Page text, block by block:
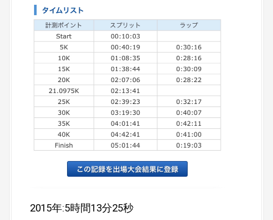
2015年:5時間13分25秒